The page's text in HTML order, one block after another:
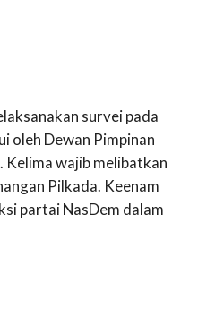
survei pada
oleh Dewan Pimpinan
Kelima wajib melibatkan
Pilkada. Keenam
partai NasDem dalam